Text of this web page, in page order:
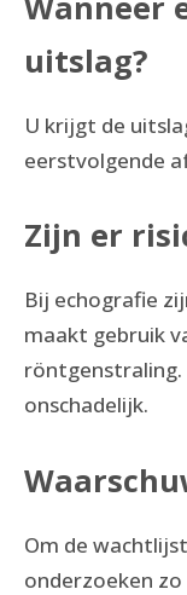
uitslag?
U krijgt de
eerstvolgende
Zijn er
Bij echografie
maakt gebruik
onschadelijk.
Om de
onderzoeken